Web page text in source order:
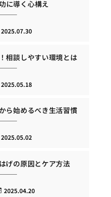
に導く心構え
2025.07.30
相談しやすい環境とは
2025.05.18
ら始めるべき生活習慣
2025.05.02
げの原因とケア方法
2025.04.20